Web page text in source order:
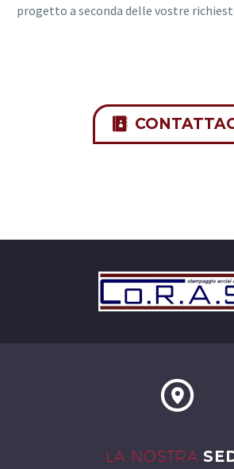
progetto a seconda delle vostre
LA NOSTRA